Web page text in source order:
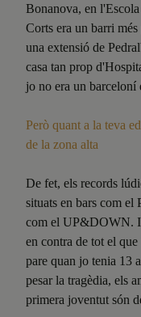
Bonanova, en
Corts era un barri
una extensió de
casa tan prop
jo no era un barceloní
Però quant a la teva
de la zona alta
De fet, els records
situats en bars com el
com el UP&DOWN. I
en contra de tot el
pare quan jo tenia 13
pesar la tragèdia, els
primera joventut són